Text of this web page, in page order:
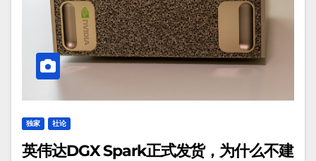
独家 社论
英伟达DGX Spark正式发货，为什么不建